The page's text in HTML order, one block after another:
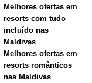
Melhores ofertas em
resorts com tudo
incluído nas
Maldivas
Melhores ofertas em
resorts românticos
nas Maldivas